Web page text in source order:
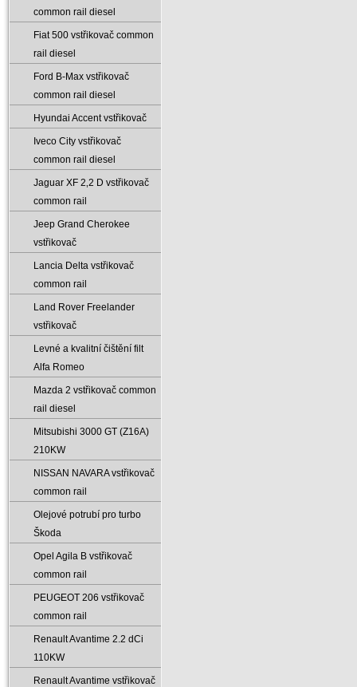
common rail diesel
Fiat 500 vstřikovač common
rail diesel
Ford B-Max vstřikovač
common rail diesel
Hyundai Accent vstřikovač
Iveco City vstřikovač
common rail diesel
Jaguar XF 2‚2 D vstřikovač
common rail
Jeep Grand Cherokee
vstřikovač
Lancia Delta vstřikovač
common rail
Land Rover Freelander
vstřikovač
Levné a kvalitní čištění filt
Alfa Romeo
Mazda 2 vstřikovač common
rail diesel
Mitsubishi 3000 GT (Z16A)
210KW
NISSAN NAVARA vstřikovač
common rail
Olejové potrubí pro turbo
Škoda
Opel Agila B vstřikovač
common rail
PEUGEOT 206 vstřikovač
common rail
Renault Avantime 2.2 dCi
110KW
Renault Avantime vstřikovač